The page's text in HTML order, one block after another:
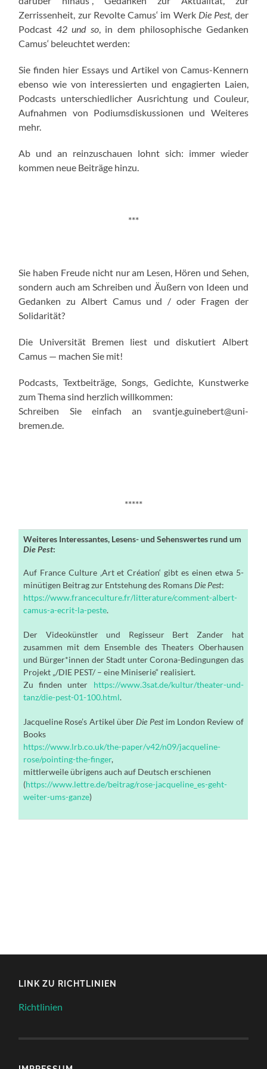
Zerrissenheit, zur Revolte Camus‘ im Werk Die Pest, der
Podcast 42 und so, in dem philosophische Gedanken
Camus‘ beleuchtet werden:
Sie finden hier Essays und Artikel von Camus-Kennern
ebenso wie von interessierten und engagierten Laien,
Podcasts unterschiedlicher Ausrichtung und Couleur,
Aufnahmen von Podiumsdiskussionen und Weiteres
mehr.
Ab und an reinzuschauen lohnt sich: immer wieder
kommen neue Beiträge hinzu.
***
Sie haben Freude nicht nur am Lesen, Hören und Sehen,
sondern auch am Schreiben und Äußern von Ideen und
Gedanken zu Albert Camus und / oder Fragen der
Solidarität?
Die Universität Bremen liest und diskutiert Albert
Camus — machen Sie mit!
Podcasts, Textbeiträge, Songs, Gedichte, Kunstwerke
zum Thema sind herzlich willkommen:
Schreiben Sie einfach an svantje.guinebert@uni-
bremen.de.
*****
Weiteres Interessantes, Lesens- und Sehenswertes rund um
Die Pest:
Auf France Culture ‚Art et Création‘ gibt es einen etwa 5-
minütigen Beitrag zur Entstehung des RomansDie Pest:
https://www.franceculture.fr/litterature/comment-albert-
camus-a-ecrit-la-peste.
Der Videokünstler und Regisseur Bert Zander hat
zusammen mit dem Ensemble des Theaters Oberhausen
und Bürger*innen der Stadt unter Corona-Bedingungen das
Projekt „/DIE PEST/ – eine Miniserie“ realisiert.
Zu finden unter https://www.3sat.de/kultur/theater-und-
tanz/die-pest-01-100.html.
Jacqueline Rose’s Artikel überDie Pestim London Review of
Books
https://www.lrb.co.uk/the-paper/v42/n09/jacqueline-
rose/pointing-the-finger,
mittlerweile übrigens auch auf Deutsch erschienen
(https://www.lettre.de/beitrag/rose-jacqueline_es-geht-
weiter-ums-ganze)
LINK ZU RICHTLINIEN
Richtlinien